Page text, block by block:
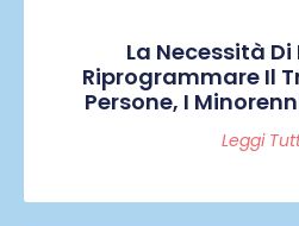
La Necessità Di
Riprogrammare Il
Persone, I
Leggi